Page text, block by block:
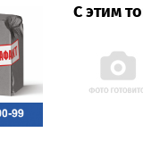
С этим